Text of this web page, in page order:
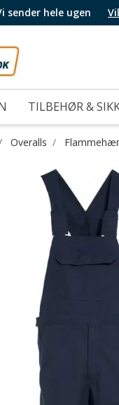
sender hele ugen
TILBEHØR &
Overalls